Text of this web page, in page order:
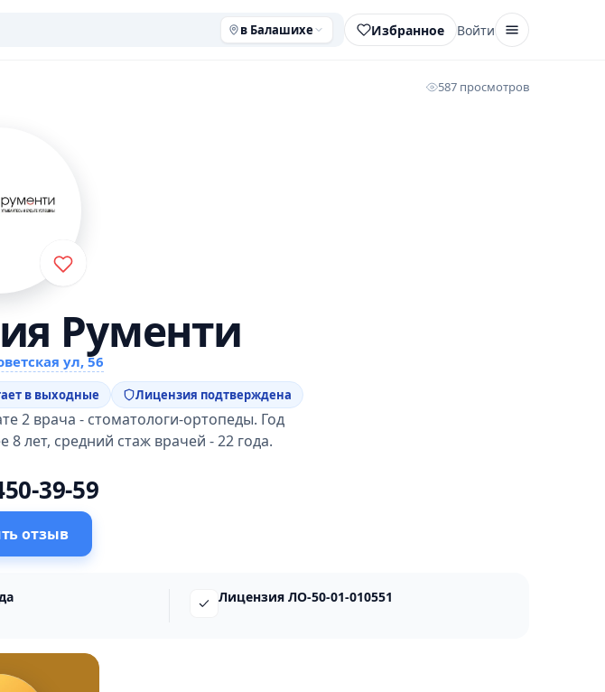
в Балашихе Избранное Войти
587 просмотров
Рументи
ул, 56
в выходные Лицензия подтверждена
2 врача - стоматологи-ортопеды. Год
лет, средний стаж врачей - 22 года.
39-59
отзыв
Лицензия ЛО-50-01-010551